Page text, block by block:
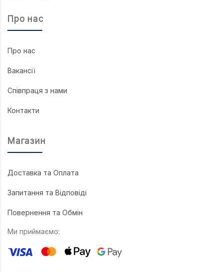
Про нас
Про нас
Вакансії
Співпраця з нами
Контакти
Магазин
Доставка та Оплата
Запитання та Відповіді
Повернення та Обмін
Ми приймаємо: